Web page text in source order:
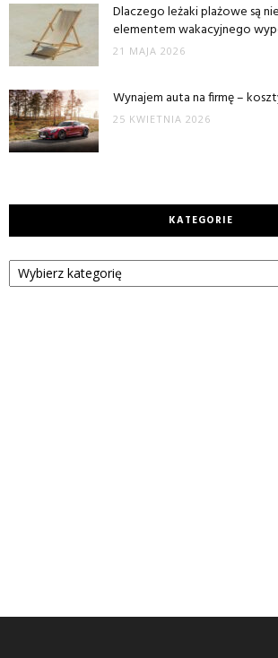
Dlaczego leżaki plażowe są
elementem wakacyjnego
21 MAJA 2026
Wynajem auta na firmę –
25 KWIETNIA 2026
KATEGORIE
Kategorie